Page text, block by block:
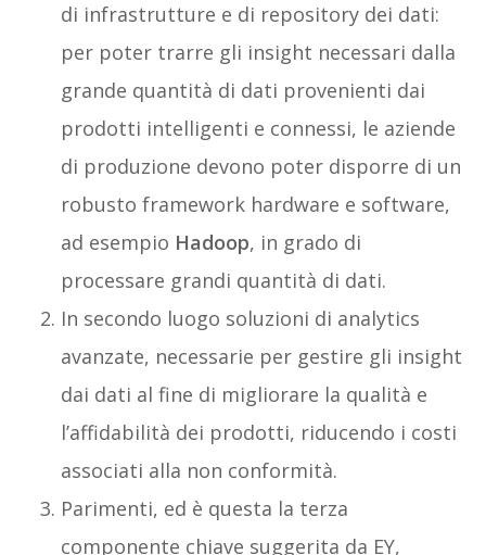
di infrastrutture e di repository dei dati:
per poter trarre gli insight necessari dalla
grande quantità di dati provenienti dai
prodotti intelligenti e connessi, le aziende
di produzione devono poter disporre di un
robusto framework hardware e software,
ad esempio Hadoop, in grado di
processare grandi quantità di dati.
In secondo luogo soluzioni di analytics
avanzate, necessarie per gestire gli insight
dai dati al fine di migliorare la qualità e
l’affidabilità dei prodotti, riducendo i costi
associati alla non conformità.
Parimenti, ed è questa la terza
componente chiave suggerita da EY,